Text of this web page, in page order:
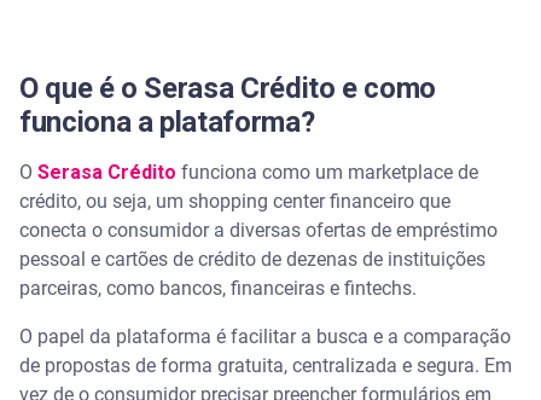
O que é o Serasa Crédito e como
funciona a plataforma?
O Serasa Crédito funciona como um marketplace de
crédito, ou seja, um shopping center financeiro que
conecta o consumidor a diversas ofertas de empréstimo
pessoal e cartões de crédito de dezenas de instituições
parceiras, como bancos, financeiras e fintechs.
O papel da plataforma é facilitar a busca e a comparação
de propostas de forma gratuita, centralizada e segura. Em
vez de o consumidor precisar preencher formulários em